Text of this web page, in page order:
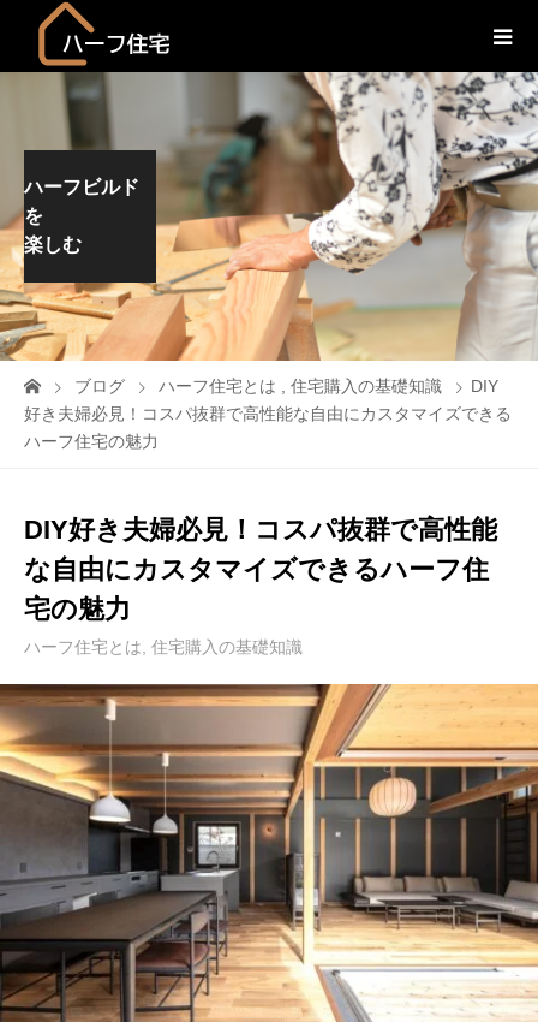
ハーフビルド
を
楽しむ
ブログ ハーフ住宅とは 住宅購入の基礎知識
DIY
好き夫婦必見！コスパ抜群で高性能な自由にカスタマイズできる
ハーフ住宅の魅力
DIY好き夫婦必見！コスパ抜群で高性能
な自由にカスタマイズできるハーフ住
宅の魅力
ハーフ住宅とは 住宅購入の基礎知識